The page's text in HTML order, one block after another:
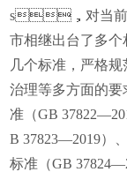
s，对当前空
市相继出台了多个
几个标准，
治理等多方面的要求
准（GB
B 37823—2019）
标准（GB